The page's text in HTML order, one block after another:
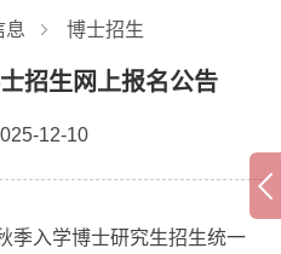
息 博士招生
招生网上报名公告
12-10
季入学博士研究生招生统一